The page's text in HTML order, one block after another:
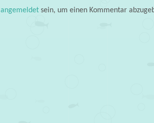
angemeldetsein, um einen Kommentar